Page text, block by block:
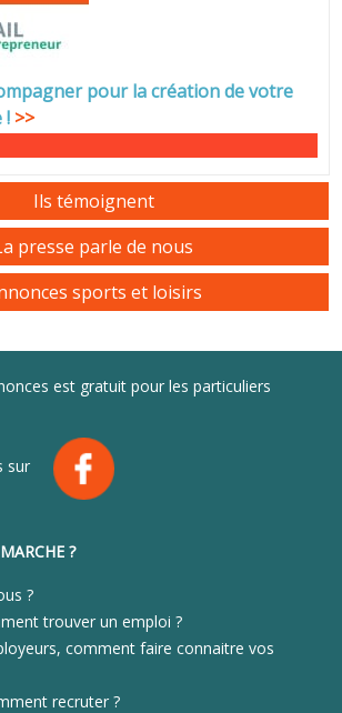
pour la création de votre
! >>
Ils témoignent
presse parle de nous
sports et loisirs
est gratuit pour les particuliers
sur
?
?
trouver un emploi ?
comment faire connaitre vos
recruter ?